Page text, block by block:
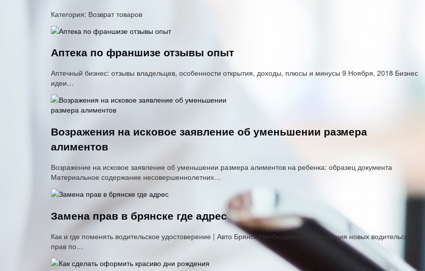
Категория: Возврат товаров
Аптека по франшизе отзывы опыт
Аптечный бизнес: отзывы владельцев, особенности открытия, доходы, плюсы и минусы 9 Ноября, 2018 Бизнес
идеи…
Возражения на исковое заявление об уменьшении размера
алиментов
Возражение на исковое заявление об уменьшении размера алиментов на ребенка: образец документа
Материальное содержание несовершеннолетних…
Замена прав в брянске где адрес
Как и где поменять водительское удостоверение | Авто Брянск Необходимость получения новых водительских
прав по…